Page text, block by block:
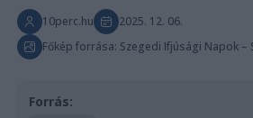
10perc.hu
2025. 12. 06.
Főkép forrása: Szegedi Ifjúsági Napok –
Forrás: